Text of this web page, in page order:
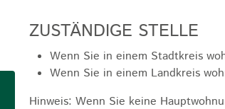
ZUSTÄNDIGE STELLE
Wenn Sie in einem Stadtkreis
Wenn Sie in einem Landkreis
Hinweis: Wenn Sie keine